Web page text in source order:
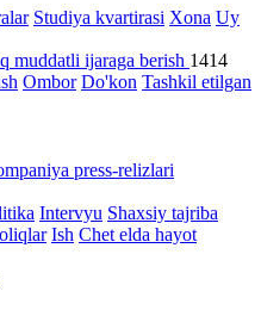
Studiya kvartirasi Xona Uy
muddatli ijaraga berish 1414
Ombor Do'kon Tashkil etilgan
press-relizlari
Intervyu Shaxsiy tajriba
Ish Chet elda hayot